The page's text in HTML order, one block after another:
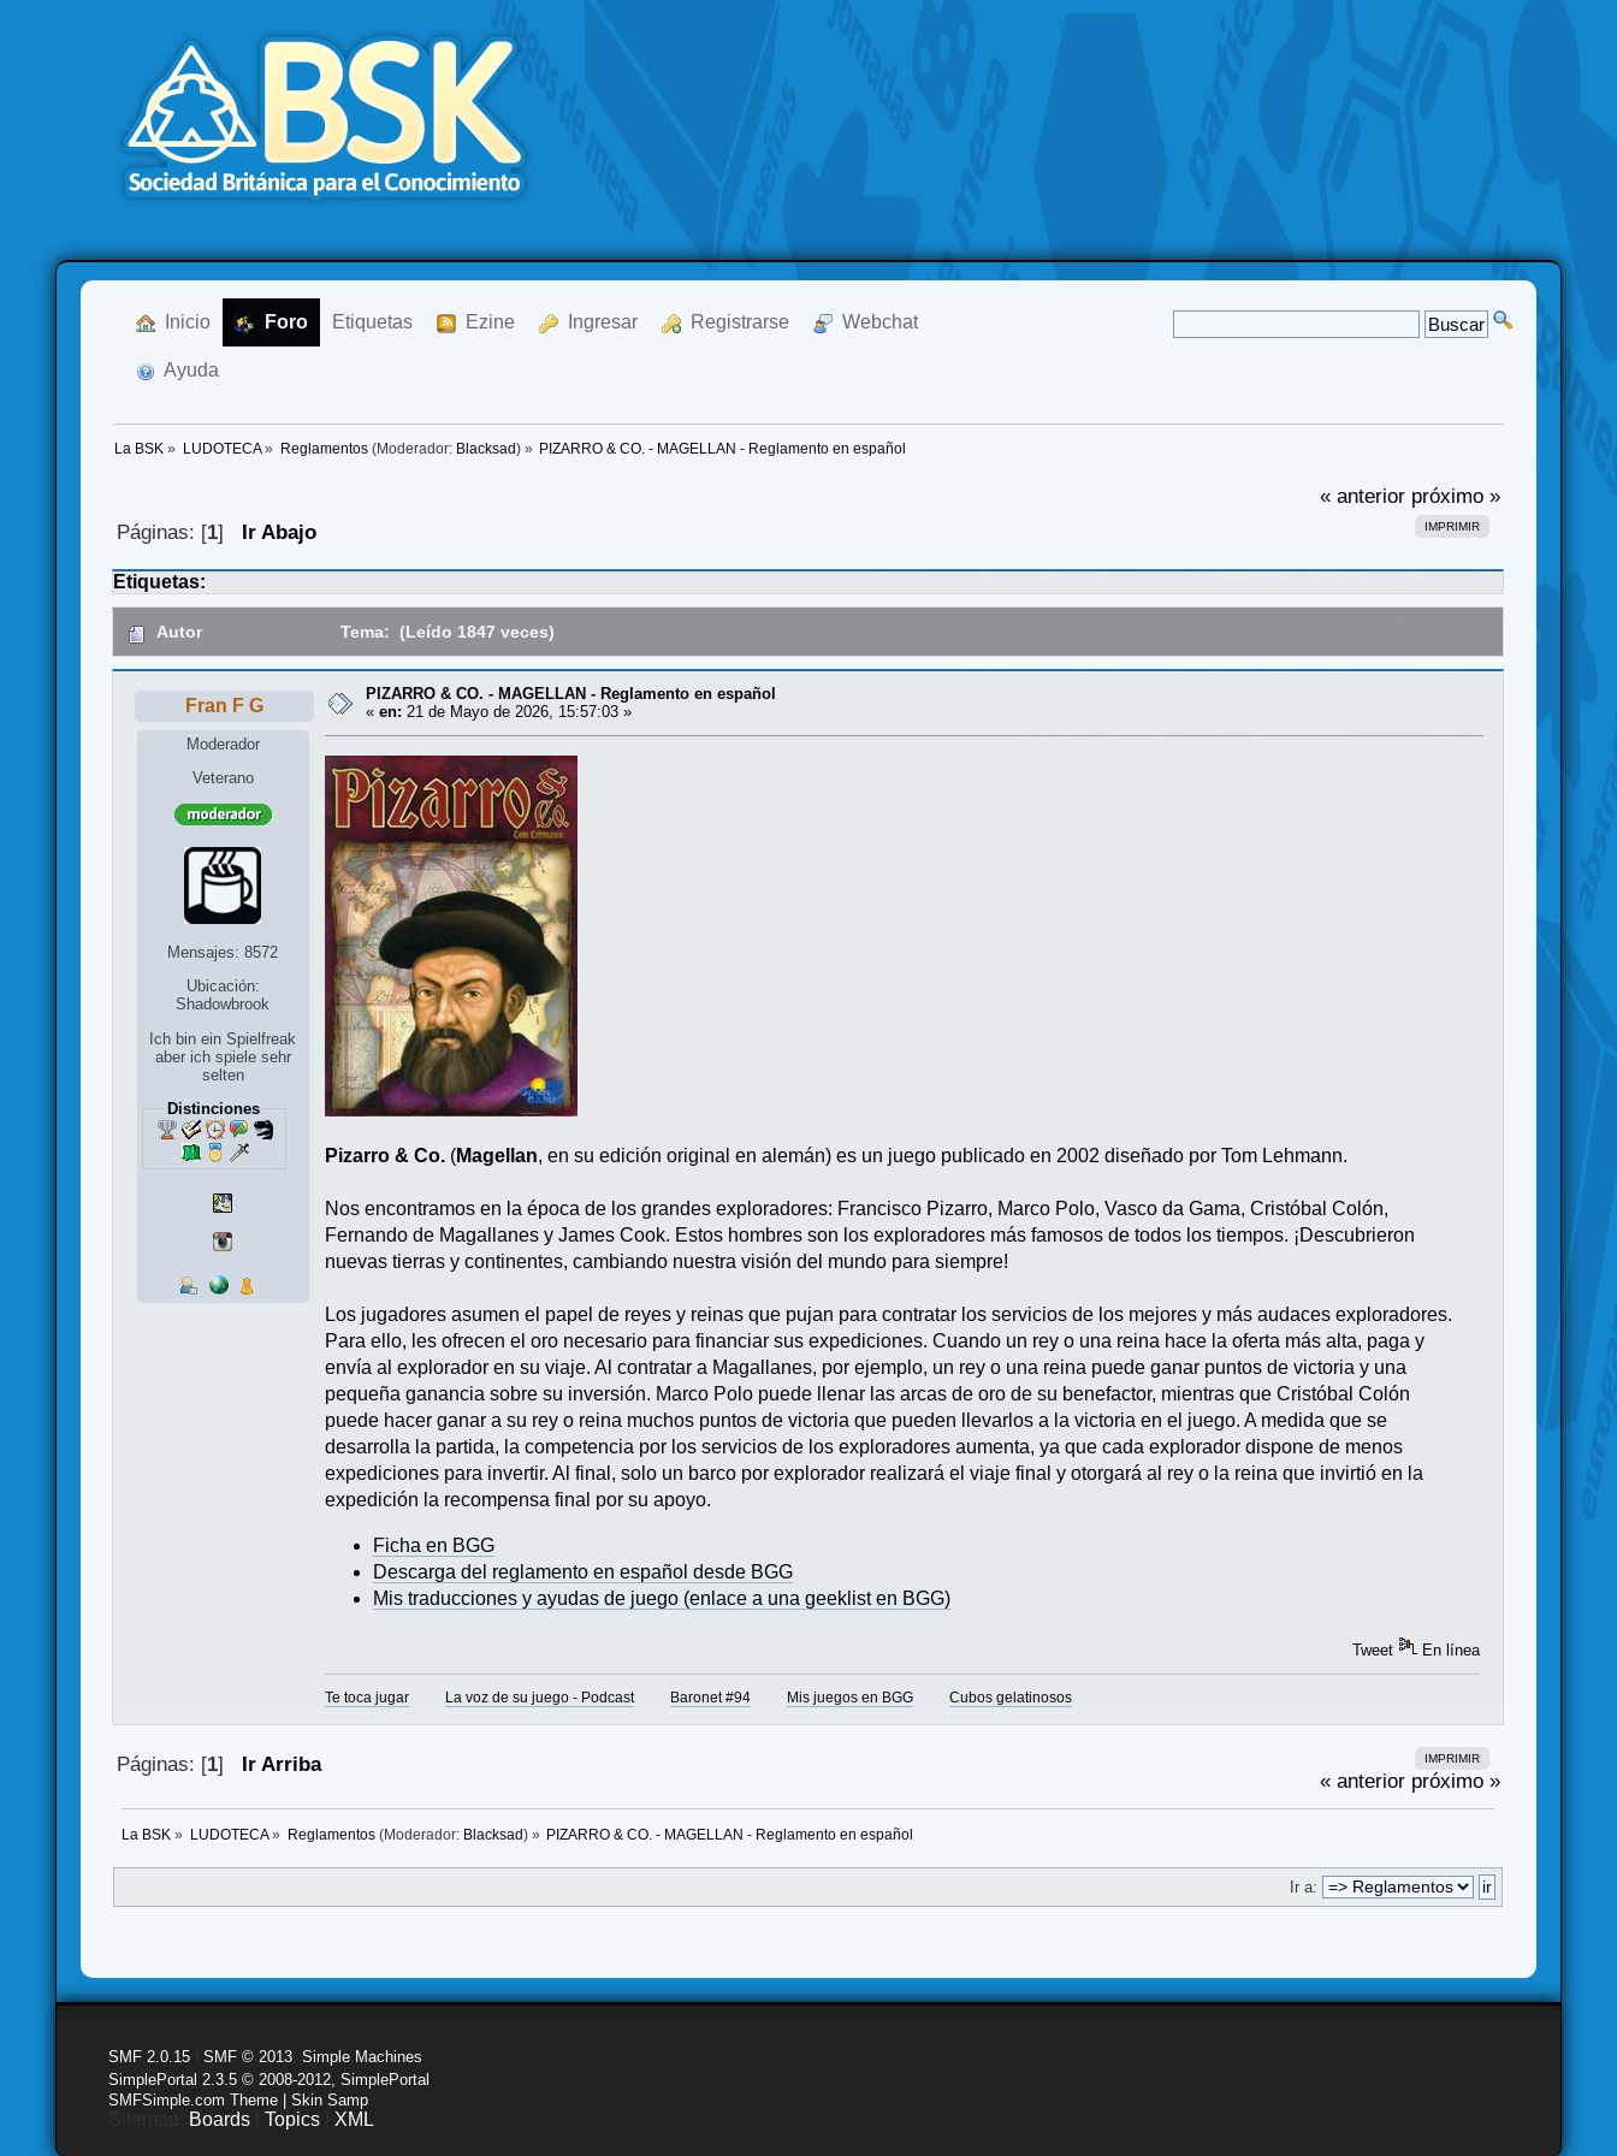
Inicio Foro Etiquetas Ezine Ingresar Registrarse Webchat
Ayuda
La BSK » LUDOTECA» Reglamentos(Moderador: Blacksad ) » PIZARRO & CO. - MAGELLAN - Reglamento en español
« anterior próximo »
IMPRIMIR
Páginas: [1] Ir Abajo
Etiquetas:
Autor Tema: (Leído 1847 veces)
Fran F G
Moderador
Veterano
Mensajes: 8572
Ubicación:
Shadowbrook
Ich bin ein Spielfreak
aber ich spiele sehr
selten
Distinciones
PIZARRO & CO. - MAGELLAN - Reglamento en español
«en: 21 de Mayo de 2026, 15:57:03 »
Pizarro & Co. (Magellan, en su edición original en alemán) es un juego publicado en 2002 diseñado por Tom Lehmann.
Nos encontramos en la época de los grandes exploradores: Francisco Pizarro, Marco Polo, Vasco da Gama, Cristóbal Colón,
Fernando de Magallanes y James Cook. Estos hombres son los exploradores más famosos de todos los tiempos. ¡Descubrieron
nuevas tierras y continentes, cambiando nuestra visión del mundo para siempre!
Los jugadores asumen el papel de reyes y reinas que pujan para contratar los servicios de los mejores y más audaces exploradores.
Para ello, les ofrecen el oro necesario para financiar sus expediciones. Cuando un rey o una reina hace la oferta más alta, paga y
envía al explorador en su viaje. Al contratar a Magallanes, por ejemplo, un rey o una reina puede ganar puntos de victoria y una
pequeña ganancia sobre su inversión. Marco Polo puede llenar las arcas de oro de su benefactor, mientras que Cristóbal Colón
puede hacer ganar a su rey o reina muchos puntos de victoria que pueden llevarlos a la victoria en el juego. A medida que se
desarrolla la partida, la competencia por los servicios de los exploradores aumenta, ya que cada explorador dispone de menos
expediciones para invertir. Al final, solo un barco por explorador realizará el viaje final y otorgará al rey o la reina que invirtió en la
expedición la recompensa final por su apoyo.
Ficha en BGG
Descarga del reglamento en español desde BGG
Mis traducciones y ayudas de juego (enlace a una geeklist en BGG)
Tweet En línea
Te toca jugar La voz de su juego - Podcast Baronet #94 Mis juegos en BGG Cubos gelatinosos
IMPRIMIR
Páginas: [1] Ir Arriba
« anterior próximo »
La BSK » LUDOTECA» Reglamentos(Moderador: Blacksad) » PIZARRO & CO. - MAGELLAN - Reglamento en español
Ir a:
SMF 2.0.15 |SMF © 2013 ,Simple Machines
SimplePortal 2.3.5 © 2008-2012, SimplePortal
SMFSimple.com Theme | Skin Samp
Boards |Topics XML